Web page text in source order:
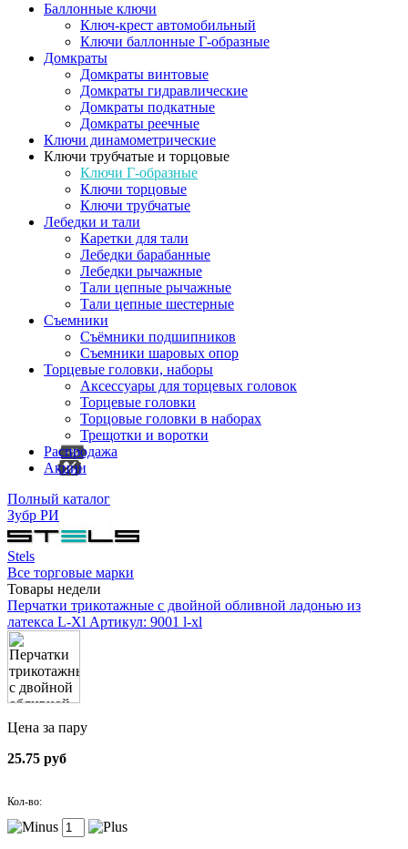
Баллонные ключи
Ключ-крест автомобильный
Ключи баллонные Г-образные
Домкраты
Домкраты винтовые
Домкраты гидравлические
Домкраты подкатные
Домкраты реечные
Ключи динамометрические
Ключи трубчатые и торцовые
Ключи Г-образные
Ключи торцовые
Ключи трубчатые
Лебедки и тали
Каретки для тали
Лебедки барабанные
Лебедки рычажные
Тали цепные рычажные
Тали цепные шестерные
Съемники
Съёмники подшипников
Съемники шаровых опор
Торцевые головки, наборы
Аксессуары для торцевых головок
Торцевые головки
Торцовые головки в наборах
Трещотки и воротки
Распродажа
Акции
Полный каталог
Зубр РИ
Stels
Все торговые марки
Товары недели
Перчатки трикотажные с двойной обливной ладонью из
латекса L-Xl Артикул: 9001 l-xl
Цена за пару
25.75 руб
Кол-во: